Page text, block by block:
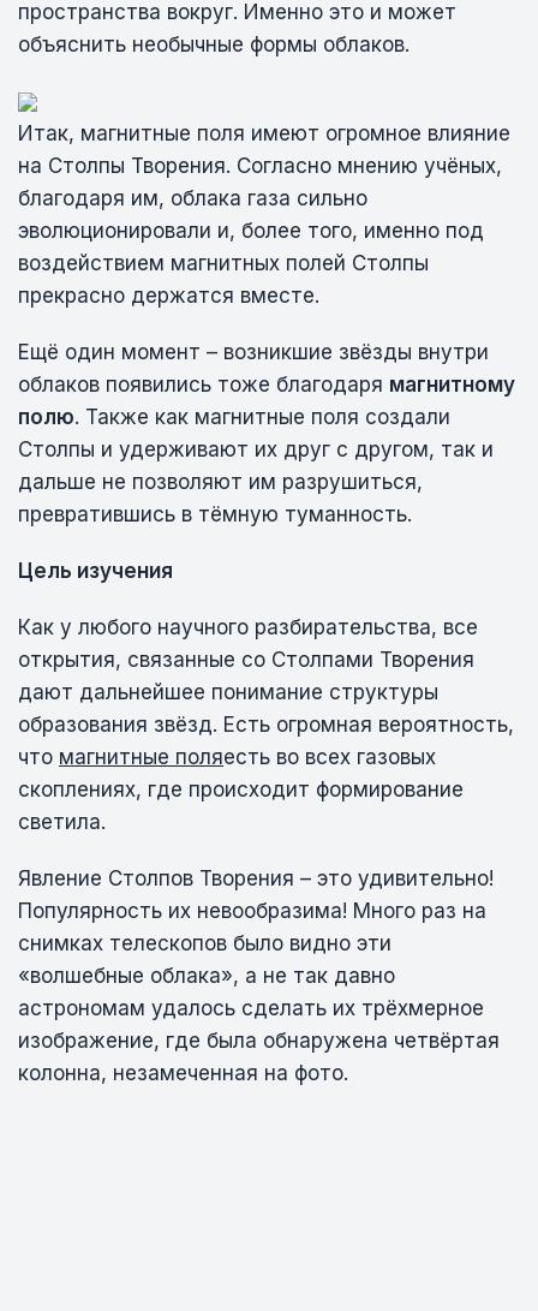
пространства вокруг. Именно это и может
объяснить необычные формы облаков.
Итак, магнитные поля имеют огромное влияние
на Столпы Творения. Согласно мнению учёных,
благодаря им, облака газа сильно
эволюционировали и, более того, именно под
воздействием магнитных полей Столпы
прекрасно держатся вместе.
Ещё один момент – возникшие звёзды внутри
облаков появились тоже благодаря магнитному
полю. Также как магнитные поля создали
Столпы и удерживают их друг с другом, так и
дальше не позволяют им разрушиться,
превратившись в тёмную туманность.
Цель изучения
Как у любого научного разбирательства, все
открытия, связанные со Столпами Творения
дают дальнейшее понимание структуры
образования звёзд. Есть огромная вероятность,
что магнитные поляесть во всех газовых
скоплениях, где происходит формирование
светила.
Явление Столпов Творения – это удивительно!
Популярность их невообразима! Много раз на
снимках телескопов было видно эти
«волшебные облака», а не так давно
астрономам удалось сделать их трёхмерное
изображение, где была обнаружена четвёртая
колонна, незамеченная на фото.